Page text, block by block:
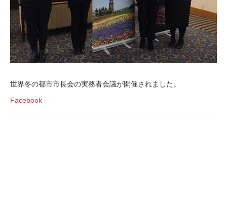
世界冬の都市市長会の実務者会議が開催されました。
Facebook